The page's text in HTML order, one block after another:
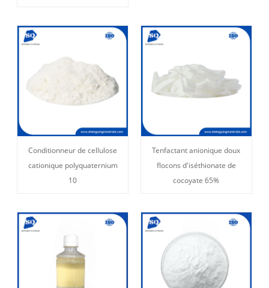
Conditionneur de cellulose
cationique polyquaternium
10
Tenfactant anionique doux
flocons d'iséthionate de
cocoyate 65%